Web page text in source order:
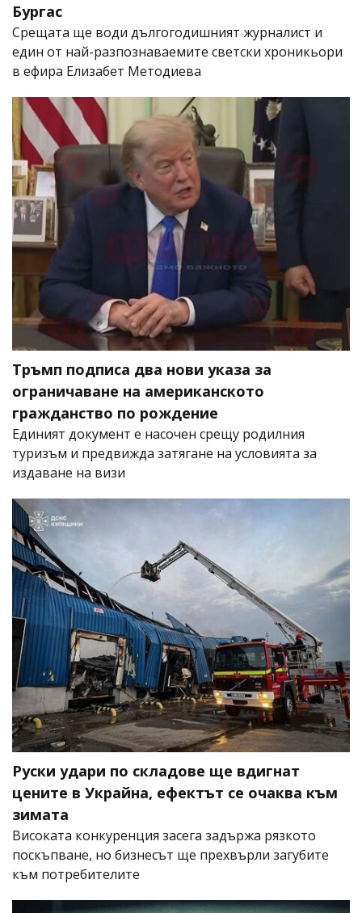
Бургас
Срещата ще води дългогодишният журналист и
един от най-разпознаваемите светски хроникьори
в ефира Елизабет Методиева
Тръмп подписа два нови указа за
ограничаване на американското
гражданство по рождение
Единият документ е насочен срещу родилния
туризъм и предвижда затягане на условията за
издаване на визи
Руски удари по складове ще вдигнат
цените в Украйна, ефектът се очаква към
зимата
Високата конкуренция засега задържа рязкото
поскъпване, но бизнесът ще прехвърли загубите
към потребителите